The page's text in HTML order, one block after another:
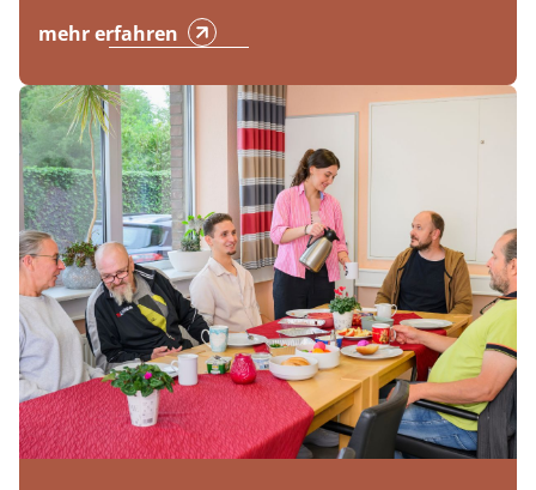
mehr erfahren